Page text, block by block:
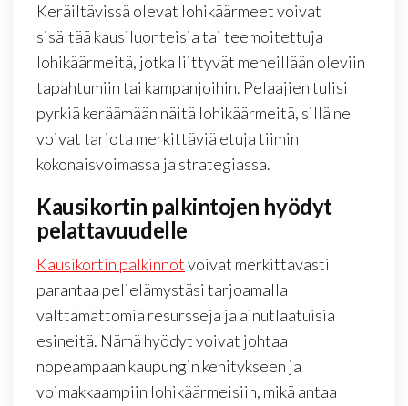
Keräiltävissä olevat lohikäärmeet voivat
sisältää kausiluonteisia tai teemoitettuja
lohikäärmeitä, jotka liittyvät meneillään oleviin
tapahtumiin tai kampanjoihin. Pelaajien tulisi
pyrkiä keräämään näitä lohikäärmeitä, sillä ne
voivat tarjota merkittäviä etuja tiimin
kokonaisvoimassa ja strategiassa.
Kausikortin palkintojen hyödyt
pelattavuudelle
Kausikortin palkinnotvoivat merkittävästi
parantaa pelielämystäsi tarjoamalla
välttämättömiä resursseja ja ainutlaatuisia
esineitä. Nämä hyödyt voivat johtaa
nopeampaan kaupungin kehitykseen ja
voimakkaampiin lohikäärmeisiin, mikä antaa